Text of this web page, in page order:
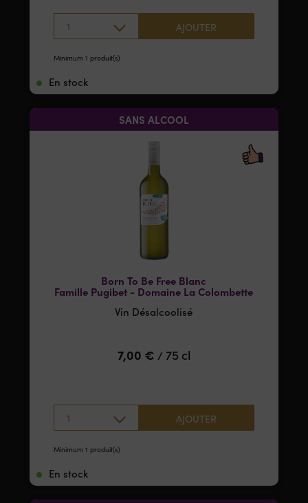
1 AJOUTER
Minimum 1 produit(s)
En stock
SANS ALCOOL
Born To Be Free Blanc
Famille Pugibet - Domaine La Colombette
Vin Désalcoolisé
7,00 € / 75 cl
1 AJOUTER
Minimum 1 produit(s)
En stock